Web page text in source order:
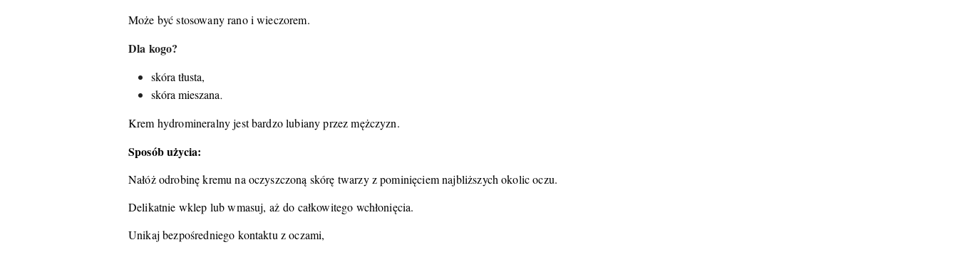
Może być stosowany rano i wieczorem.
Dla kogo?
skóra tłusta,
skóra mieszana.
Krem hydromineralny jest bardzo lubiany przez mężczyzn.
Sposób użycia:
Nałóż odrobinę kremu na oczyszczoną skórę twarzy z pominięciem najbliższych okolic oczu.
Delikatnie wklep lub wmasuj, aż do całkowitego wchłonięcia.
Unikaj bezpośredniego kontaktu z oczami,